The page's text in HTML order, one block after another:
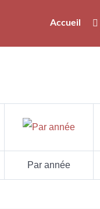
Accueil
Par année